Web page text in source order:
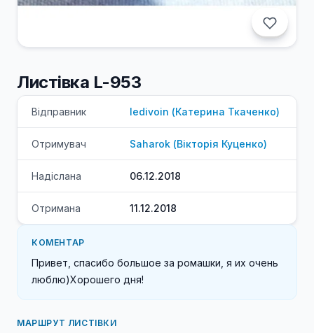
Листівка L-953
Відправник ledivoin (Катерина Ткаченко)
Отримувач Saharok (Вікторія Куценко)
Надіслана 06.12.2018
Отримана 11.12.2018
КОМЕНТАР
Привет, спасибо большое за ромашки, я их очень
МАРШРУТ ЛИСТІВКИ